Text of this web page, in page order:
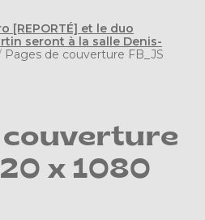
[REPORTÉ] et le duo
seront à la salle Denis-
Pages de couverture FB_JS
couverture
x 1080